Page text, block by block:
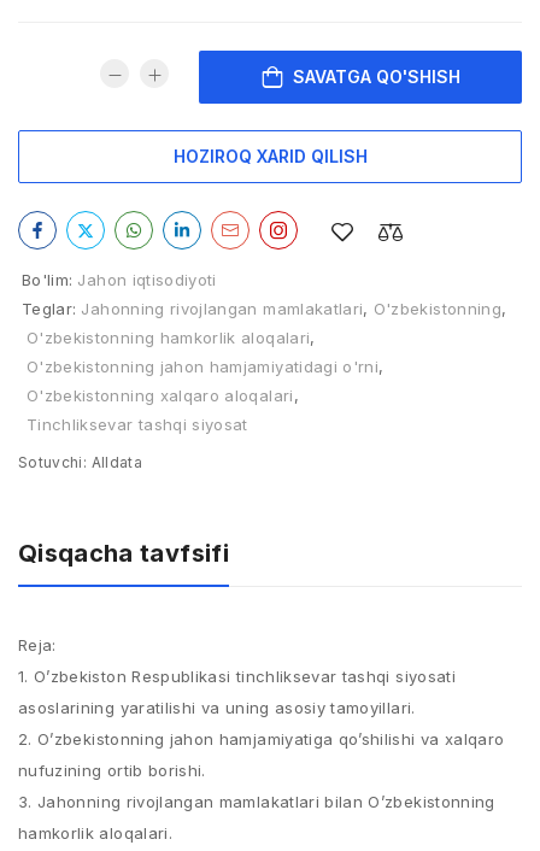
SAVATGA QO'SHISH
HOZIROQ XARID QILISH
Bo'lim: Jahon iqtisodiyoti
Teglar: Jahonning rivojlangan mamlakatlari, O'zbekistonning,
O'zbekistonning hamkorlik aloqalari,
O'zbekistonning jahon hamjamiyatidagi o'rni,
O'zbekistonning xalqaro aloqalari,
Tinchliksevar tashqi siyosat
Sotuvchi: Alldata
Qisqacha tavfsifi
Reja:
1. O’zbekiston Respublikasi tinchliksevar tashqi siyosati
asoslarining yaratilishi va uning asosiy tamoyillari.
2. O’zbekistonning jahon hamjamiyatiga qo’shilishi va xalqaro
nufuzining ortib borishi.
3. Jahonning rivojlangan mamlakatlari bilan O’zbekistonning
hamkorlik aloqalari.